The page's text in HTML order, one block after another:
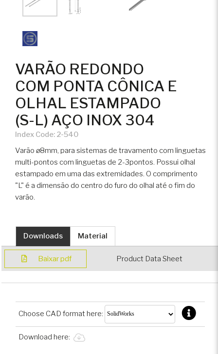
VARÃO REDONDO
COM PONTA CÔNICA E
OLHAL ESTAMPADO
(S-L) AÇO INOX 304
Index Code: 2-540
Varão ø8mm, para sistemas de travamento com linguetas
multi-pontos com linguetas de 2-3pontos. Possui olhal
estampado em uma das extremidades. O comprimento
"L" é a dimensão do centro do furo do olhal até o fim do
varão.
Downloads Material
Baixar pdf Product Data Sheet
Choose CAD format here:
Download here: